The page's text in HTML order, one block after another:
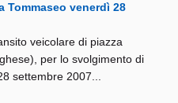
Tommaseo venerdì 28
veicolare di piazza
per lo svolgimento di
settembre 2007...